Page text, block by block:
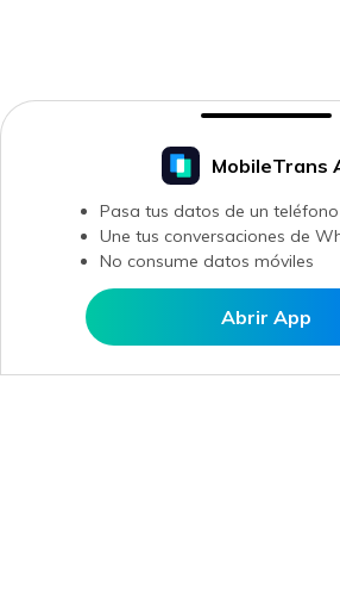
Abrir en
MobileTrans
Pasa tus datos de un
Une tus conversaciones de
No consume datos móviles
Abrir App